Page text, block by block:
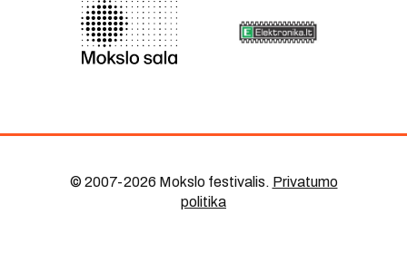
© 2007-2026 Mokslo festivalis. Privatumo
politika